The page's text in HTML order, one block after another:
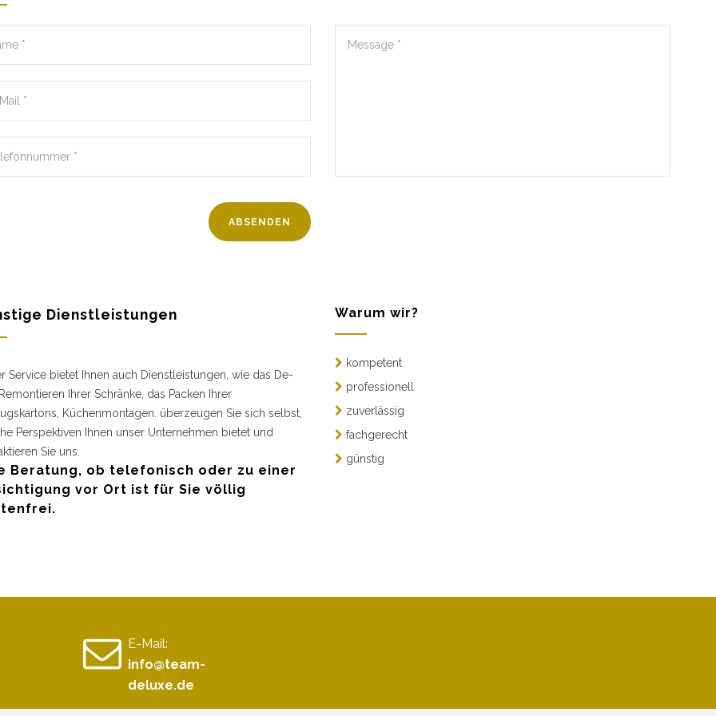
Dienstleistungen
Service bietet Ihnen auch Dienstleistungen, wie das De-
Ihrer Schränke, das Packen Ihrer
Küchenmontagen. überzeugen Sie sich selbst,
Perspektiven Ihnen unser Unternehmen bietet und
Sie uns.
Beratung, ob telefonisch oder zu einer
vor Ort ist für Sie völlig
Warum wir?
kompetent
professionell
zuverlässig
fachgerecht
günstig
E-Mail:
info@team-
deluxe.de